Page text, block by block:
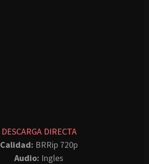
DESCARGA DIRECTA
Calidad: BRRip 720p
Audio: Ingles